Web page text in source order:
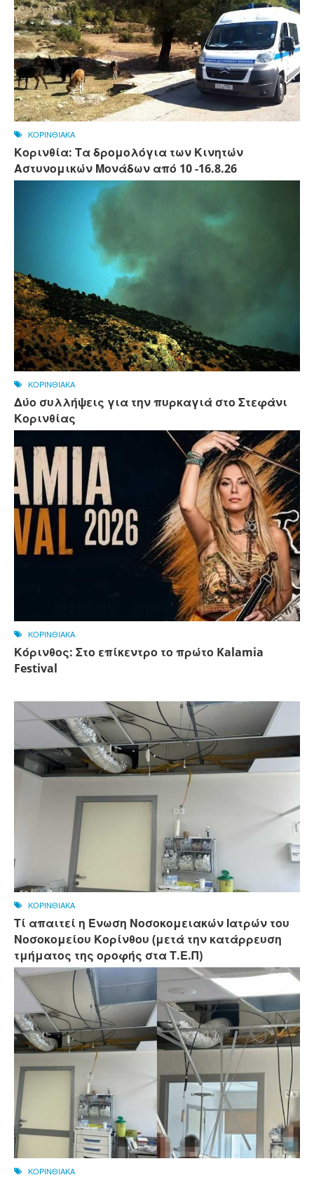
ΚΟΡΙΝΘΙΑΚΑ
Κορινθία: Τα δρομολόγια των Κινητών
Αστυνομικών Μονάδων από 10 -16.8.26
ΚΟΡΙΝΘΙΑΚΑ
Δύο συλλήψεις για την πυρκαγιά στο Στεφάνι
Κορινθίας
ΚΟΡΙΝΘΙΑΚΑ
Κόρινθος: Στο επίκεντρο το πρώτο Kalamia
Festival
ΚΟΡΙΝΘΙΑΚΑ
Τί απαιτεί η Ένωση Νοσοκομειακών Ιατρών του
Νοσοκομείου Κορίνθου (μετά την κατάρρευση
τμήματος της οροφής στα Τ.Ε.Π)
ΚΟΡΙΝΘΙΑΚΑ